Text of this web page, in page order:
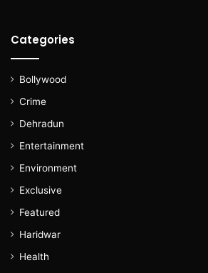
Categories
Bollywood
Crime
Dehradun
Entertainment
Environment
Exclusive
Featured
Haridwar
Health